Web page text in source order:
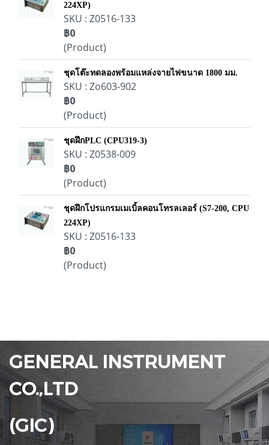
224XP)
SKU : Z0516-133
฿0
(Product)
ชุดโต๊ะทดลองพร้อมแหล่งจายไฟขนาด 1800 มม.
SKU : Zo603-902
฿0
(Product)
ชุดฝึกPLC (CPU319-3)
SKU : Z0538-009
฿0
(Product)
ชุดฝึกโปรแกรมเมเบิ้ลคอนโทรลเลอร์ (S7-200, CPU
224XP)
SKU : Z0516-133
฿0
(Product)
GENERAL INSTRUMENT
CO.,LTD
(GIC)